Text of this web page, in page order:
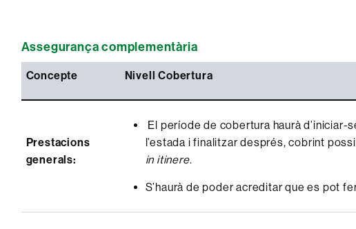
Assegurança complementària
Concepte Nivell Cobertura
Prestacions
generals:
El període de cobertura haurà d’iniciar-
l’estada i finalitzar després, cobrint
in itinere.
S’haurà de poder acreditar que es pot